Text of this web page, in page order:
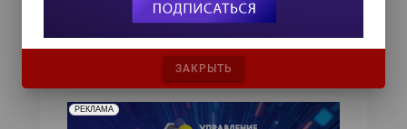
технологию, компаниям необходимо
одновременно снижать себестоимость.
РЕКЛАМА
ЗАКРЫТЬ